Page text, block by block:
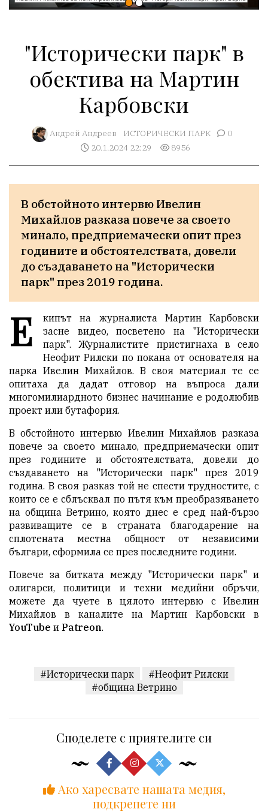
"Исторически парк" в
обектива на Мартин
Карбовски
Aндрей Андреев ИСТОРИЧЕСКИ ПАРК
0
20.1.2024 22:29
8956
В обстойното интервю Ивелин
Михайлов разказа повече за своето
минало, предприемачески опит през
годините и обстоятелствата, довели
до създаването на "Исторически
парк" през 2019 година.
Е
кипът на журналиста Мартин Карбовски
засне видео, посветено на "Исторически
парк". Журналистите пристигнаха в село
Неофит Рилски по покана от основателя на
парка Ивелин Михайлов. В своя материал те се
опитаха да дадат отговор на въпроса дали
многомилиардното бизнес начинание е родолюбив
проект или бутафория.
В обстойното интервю Ивелин Михайлов разказа
повече за своето минало, предприемачески опит
през годините и обстоятелствата, довели до
създаването на "Исторически парк" през 2019
година. В своя разказ той не спести трудностите, с
които се е сблъсквал по пътя към преобразяването
на община Ветрино, която днес е сред най-бързо
развиващите се в страната благодарение на
сплотената местна общност от независими
българи, сформила се през последните години.
Повече за битката между "Исторически парк" и
олигарси, политици и техни медийни обръчи,
можете да чуете в цялото интервю с Ивелин
Михайлов в каналите на Мартин Карбовски в
YouTube и Patreon.
#Исторически парк
#Неофит Рилски
#община Ветрино
Споделете с приятелите си
Ако харесвате нашата медия,
подкрепете ни